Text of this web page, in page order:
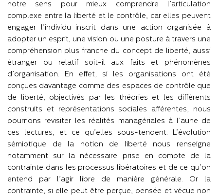
notre sens pour mieux comprendre l’articulation
complexe entre la liberté et le contrôle, car elles peuvent
engager l’individu inscrit dans une action organisée à
adopter un esprit, une vision ou une posture à travers une
compréhension plus franche du concept de liberté, aussi
étranger ou relatif soit-il aux faits et phénomènes
d’organisation. En effet, si les organisations ont été
conçues davantage comme des espaces de contrôle que
de liberté, objectivés par les théories et les différents
construits et représentations sociales afférentes, nous
pourrions revisiter les réalités managériales à l’aune de
ces lectures, et ce qu’elles sous-tendent. L’évolution
sémiotique de la notion de liberté nous renseigne
notamment sur la nécessaire prise en compte de la
contrainte dans les processus libératoires et de ce qu’on
entend par l’agir libre de manière générale. Or la
contrainte, si elle peut être perçue, pensée et vécue non